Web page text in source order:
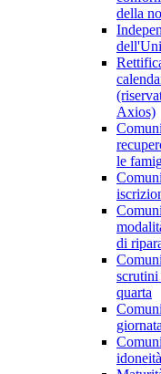
della
Axios)
le
di
scrutini
quarta